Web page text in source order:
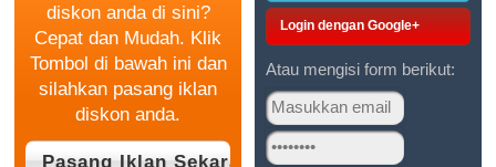
diskon anda di sini?
Cepat dan Mudah. Klik
Tombol di bawah ini dan
silahkan pasang iklan
diskon anda.
Login dengan Google+
Atau mengisi form berikut: